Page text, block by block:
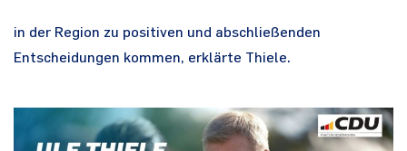
in der Region zu positiven und abschließenden
Entscheidungen kommen, erklärte Thiele.